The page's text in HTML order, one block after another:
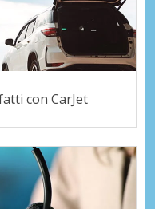
con CarJet